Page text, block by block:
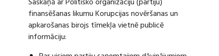
finansēšanas likumu Korupcijas novēršanas un
apkarošanas birojs tīmekļa vietnē publicē
informāciju: